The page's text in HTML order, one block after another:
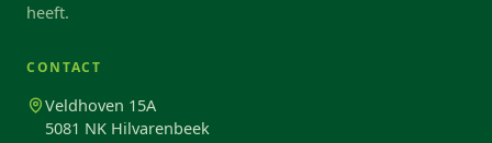
heeft.
CONTACT
Veldhoven 15A
5081 NK Hilvarenbeek